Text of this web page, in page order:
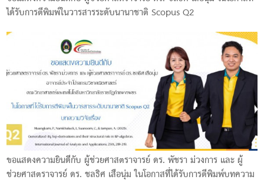
ได้รับการตีพิมพ์ในวารสารระดับนานาชาติ Scopus Q2
ขอแสดงความยินดีกับ ผู้ช่วยศาสตราจารย์ ดร. พัชรา ม่วงการ และ ผู้
ช่วยศาสตราจารย์ ดร. ชลธิศ เสือนุ่ม ในโอกาสที่ได้รับการตีพิมพ์บทความ